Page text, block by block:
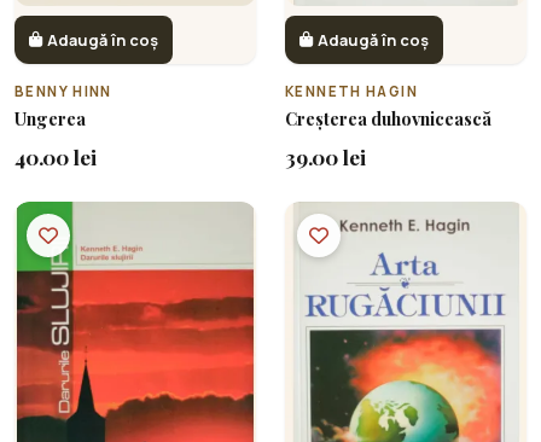
Adaugă în coș
BENNY HINN
Ungerea
40.00 lei
Adaugă în coș
KENNETH HAGIN
Creșterea duhovnicească
39.00 lei